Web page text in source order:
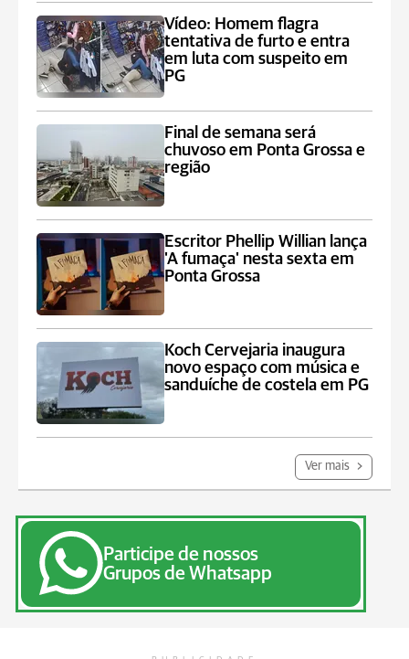
Vídeo: Homem flagra
tentativa de furto e entra
em luta com suspeito em
PG
Final de semana será
chuvoso em Ponta Grossa e
região
Escritor Phellip Willian lança
'A fumaça' nesta sexta em
Ponta Grossa
Koch Cervejaria inaugura
novo espaço com música e
sanduíche de costela em PG
Ver mais
Participe de nossos
Grupos de Whatsapp